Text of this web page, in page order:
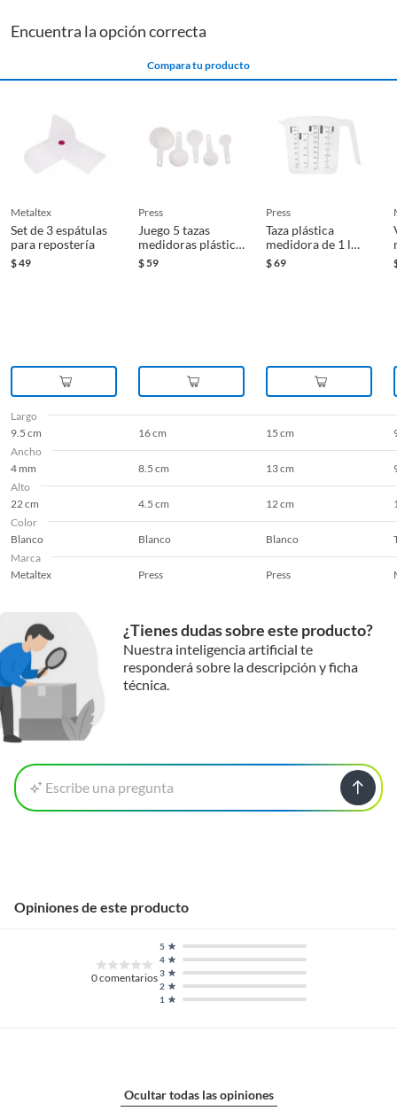
Encuentra la opción correcta
Compara tu producto
metaltex
Set de 3 espátulas
para repostería
$49
press
Juego 5 tazas
medidoras plástico
Press
$59
press
Taza plástica
medidora de 1 l
Press
$69
Largo
9.5 cm
16 cm 15 cm
Ancho
4 mm
8.5 cm 13 cm
Alto
22 cm
4.5 cm 12 cm
Color
Blanco
Blanco Blanco
Marca
Metaltex
Press Press
¿Tienes dudas sobre este producto?
Nuestra inteligencia artificial te
responderá sobre la descripción y ficha
técnica.
Escribe una pregunta
Opiniones de este producto
0comentarios
1
2
3
4
5
Ocultar todas las opiniones